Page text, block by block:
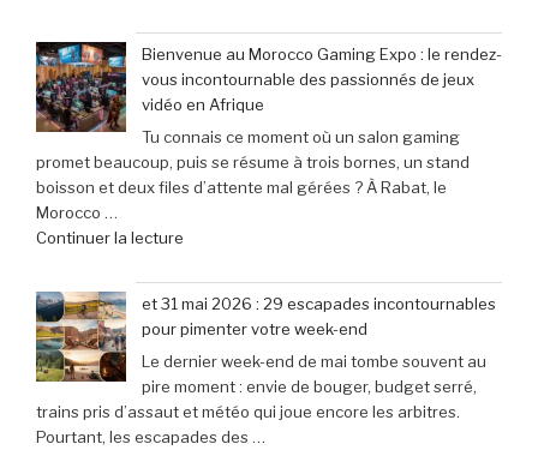
compteurs
de
joueurs
connectés,
trois
ans
après
exceptionnelle
:
Le
clavier
Corsair
K70
Pro
79,99
€
(-25% »
Bienvenue au Morocco Gaming Expo : le rendez-
vous incontournable des passionnés de jeux
vidéo en Afrique
Tu connais ce moment où un salon gaming
promet beaucoup, puis se résume à trois bornes, un stand
boisson et deux files d’attente mal gérées ? À Rabat, le
Morocco …
Continuer la lecture
au
Morocco
Gaming
Expo
:
le
rendez-
et 31 mai 2026 : 29 escapades incontournables
pour pimenter votre week-end
Le dernier week-end de mai tombe souvent au
pire moment : envie de bouger, budget serré,
trains pris d’assaut et météo qui joue encore les arbitres.
Pourtant, les escapades des …